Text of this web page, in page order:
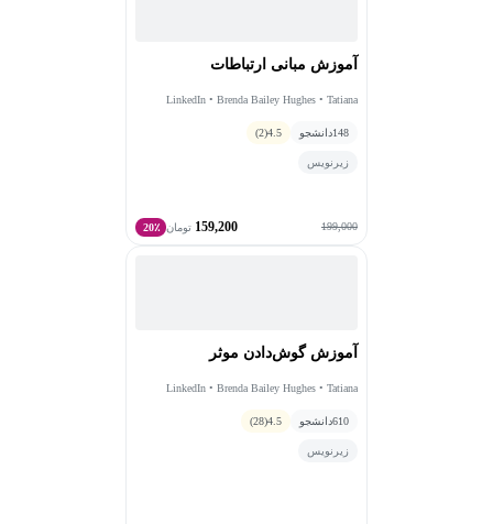
آموزش مبانی ارتباطات
LinkedIn • Brenda Bailey Hughes • Tatiana
148دانشجو 4.5
(2)
زیرنویس
199,000
159,200 تومان 20٪
آموزش گوش‌دادن موثر
LinkedIn • Brenda Bailey Hughes • Tatiana
610دانشجو 4.5
(28)
زیرنویس